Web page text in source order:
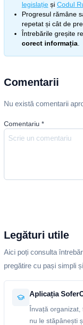
legislație și Codul
Progresul rămâne
repetat și cât de
Întrebările greșite
corect informația
Comentarii
Nu există comentarii
Comentariu *
Legături utile
Aici poți consulta
pregătire cu pași simpli
Aplicația
Învață
nu le stăpânești